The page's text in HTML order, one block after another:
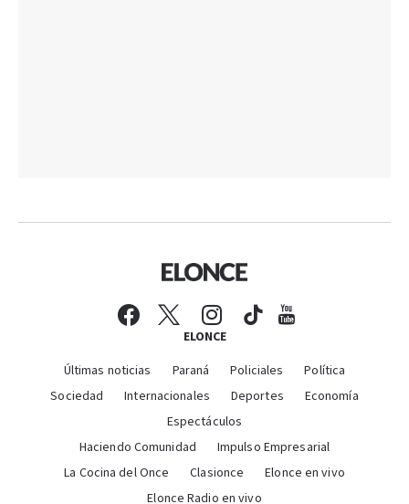
ELONCE
Últimas noticias Paraná Policiales
Política
Sociedad
Internacionales Deportes
Economía
Espectáculos
Haciendo Comunidad
Impulso Empresarial
La Cocina del Once
Clasionce
Elonce en vivo
Elonce Radio en vivo